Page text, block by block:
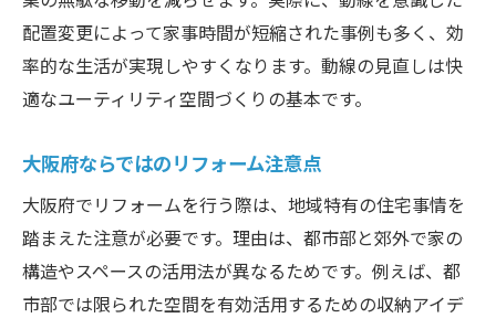
実際のリフォーム事例で学ぶ工夫点
使い勝手が向上した施工例の特徴
リフォームで叶えた快適な生活空間
お客様の声から分かる満足ポイント
リフォーム前後で感じた変化とは
プロが手掛けたユーティリティ実例
理想のユーティリティリフォームを大阪府で実
現
配置変更によって家事時間が短縮された事例も多く、効
率的な生活が実現しやすくなります。動線の見直しは快
適なユーティリティ空間づくりの基本です。
大阪府ならではのリフォーム注意点
大阪府でリフォームを行う際は、地域特有の住宅事情を
踏まえた注意が必要です。理由は、都市部と郊外で家の
構造やスペースの活用法が異なるためです。例えば、都
市部では限られた空間を有効活用するための収納アイデ